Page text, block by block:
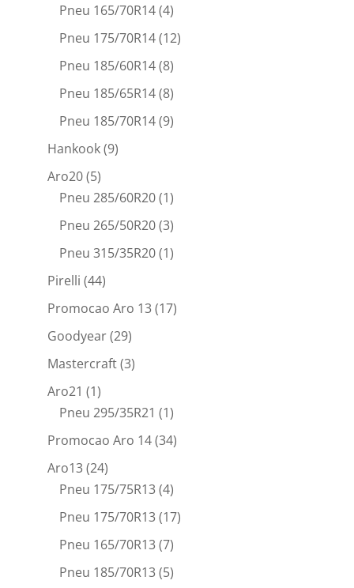
Pneu 165/70R14(4)
Pneu 175/70R14(12)
Pneu 185/60R14(8)
Pneu 185/65R14(8)
Pneu 185/70R14(9)
Hankook(9)
Aro20(5)
Pneu 285/60R20(1)
Pneu 265/50R20(3)
Pneu 315/35R20(1)
Pirelli (44)
Promocao Aro 13(17)
Goodyear(29)
Mastercraft(3)
Aro21 (1)
Pneu 295/35R21 (1)
Promocao Aro 14(34)
Aro13(24)
Pneu 175/75R13(4)
Pneu 175/70R13(17)
Pneu 165/70R13(7)
Pneu 185/70R13(5)